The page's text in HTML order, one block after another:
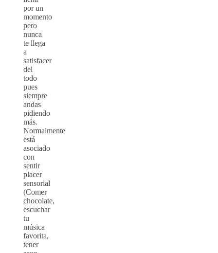
por un
momento
pero
nunca
te llega
a
satisfacer
del
todo
pues
siempre
andas
pidiendo
más.
Normalmente
está
asociado
con
sentir
placer
sensorial
(Comer
chocolate,
escuchar
tu
música
favorita,
tener